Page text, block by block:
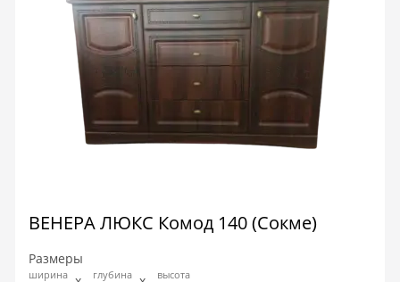
ВЕНЕРА ЛЮКС Комод 140 (Сокме)
Размеры
ширина глубина высота